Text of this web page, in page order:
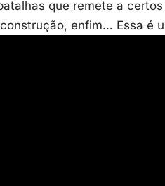
que remete a certos
enfim… Essa é